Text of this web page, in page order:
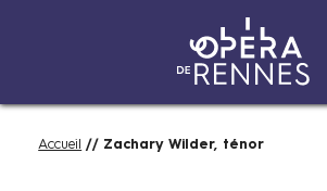
FilAccueil Zachary Wilder, ténor